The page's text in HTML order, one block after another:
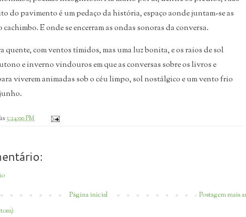
do pavimento é um pedaço da história, espaço aonde juntam-se as
E onde se encerram as ondas sonoras da conversa.
quente, com ventos tímidos, mas uma luz bonita, e os raios de sol
e inverno vindouros em que as conversas sobre os livros e
viverem animadas sob o céu limpo, sol nostálgico e um vento frio
às3:24:00 PM
Postagem mais
Página inicial